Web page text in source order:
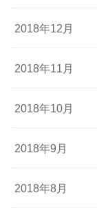
2018年12月
2018年11月
2018年10月
2018年9月
2018年8月